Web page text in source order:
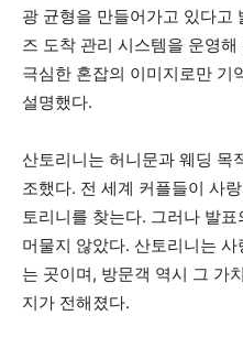
광 균형을 만들어가고 있다고
즈 도착 관리 시스템을 운영
극심한 혼잡의 이미지로만 기
설명했다.
산토리니는 허니문과 웨딩 목
조했다. 전 세계 커플들이 사
토리니를 찾는다. 그러나 발
머물지 않았다. 산토리니는
는 곳이며, 방문객 역시 그 가
지가 전해졌다.